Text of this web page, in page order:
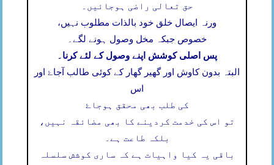
حق تعالی راضی ہوجائیں۔
ورنہ ایصال خلق خود بالذات مطلوب نہیں،
خصوص جبکہ مخل وصول ہونے لگے۔
پس اصلی کوشش اپنے وصول کے لئے کرنا۔
البتہ بدون کاوش اور گھیر گھار کے کوئی طالب آجاۓ اور
اس
کی طلب بھی محقق ہوجاۓ
تو اس کی خدمت کردینے کا بھی مضائقہ نہیں،
بلکہ طاعت ہے۔
باقی یہ کیا واہیات ہے کہ ساری کوشش سلسلہ